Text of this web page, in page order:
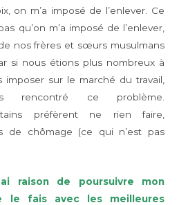
on m’a imposé de l’enlever. Ce
qu’on m’a imposé de l’enlever,
nos frères et sœurs musulmans
si nous étions plus nombreux à
sur le marché du travail,
rencontré ce problème.
préfèrent ne rien faire,
de chômage (ce qui n’est pas
raison de poursuivre mon
le fais avec les meilleures